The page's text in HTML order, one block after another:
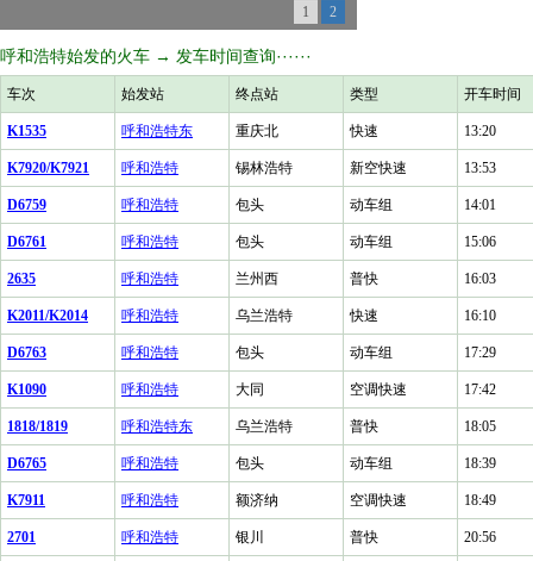
1 2
呼和浩特始发的火车 → 发车时间查询······
车次 始发站 终点站 类型 开车时间
K1535 呼和浩特东 重庆北 快速 13:20
K7920/K7921 呼和浩特 锡林浩特 新空快速 13:53
D6759 呼和浩特 包头 动车组 14:01
D6761 呼和浩特 包头 动车组 15:06
2635 呼和浩特 兰州西 普快 16:03
K2011/K2014 呼和浩特 乌兰浩特 快速 16:10
D6763 呼和浩特 包头 动车组 17:29
K1090 呼和浩特 大同 空调快速 17:42
1818/1819 呼和浩特东 乌兰浩特 普快 18:05
D6765 呼和浩特 包头 动车组 18:39
K7911 呼和浩特 额济纳 空调快速 18:49
2701 呼和浩特 银川 普快 20:56